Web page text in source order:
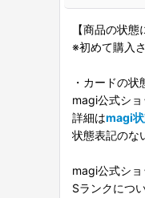
【商品の状態
※初めて購入
・カードの
magi公式ショ
詳細はmagi
状態表記のな
magi公式ショ
Sランクにつ